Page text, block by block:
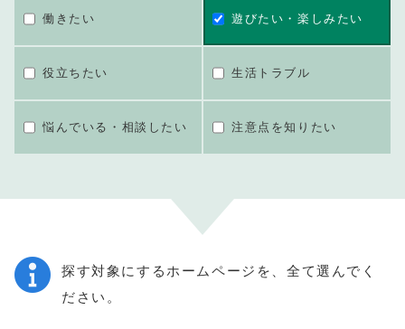
働きたい 遊びたい・楽しみたい
役立ちたい 生活トラブル
悩んでいる・相談したい 注意点を知りたい
探す対象にするホームページを、全て選んでく
ださい。